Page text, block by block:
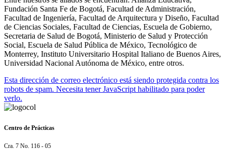
Fundación Santa Fe de Bogotá, Facultad de Administración,
Facultad de Ingeniería, Facultad de Arquitectura y Diseño, Facultad
de Ciencias Sociales, Facultad de Ciencias, Escuela de Gobierno,
Secretaria de Salud de Bogotá, Ministerio de Salud y Protección
Social, Escuela de Salud Pública de México, Tecnológico de
Monterrey, Instituto Universitario Hospital Italiano de Buenos Aires,
Universidad Nacional Autónoma de México, entre otros.
Esta dirección de correo electrónico está siendo protegida contra los
robots de spam. Necesita tener JavaScript habilitado para poder
verlo.
Centro de Prácticas
Cra. 7 No. 116 - 05